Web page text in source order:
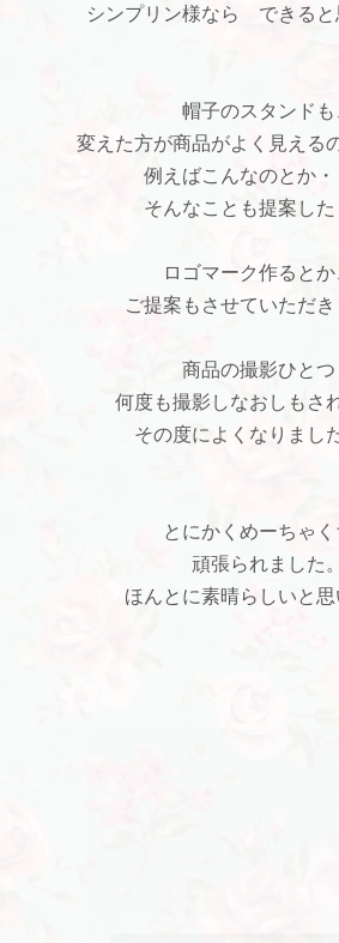
シンプリン様なら できると
帽子のスタンドも
変えた方が商品がよく見える
例えばこんなのとか・
そんなことも提案し
ロゴマーク作ると
ご提案もさせていただき
商品の撮影ひとつ
何度も撮影しなおしもさ
その度によくなりまし
とにかくめーちゃく
頑張られました。
ほんとに素晴らしいと思